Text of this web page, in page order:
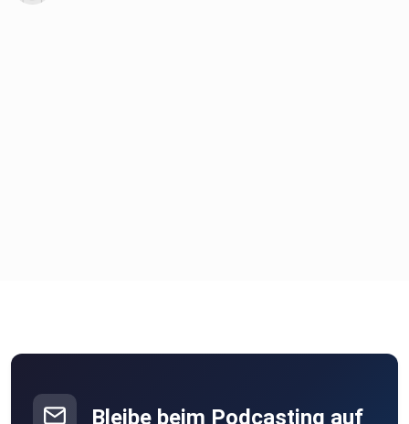
Bleibe beim Podcasting auf